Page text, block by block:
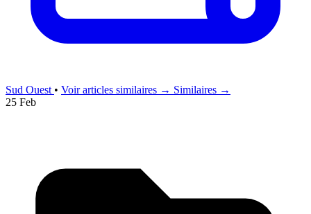
Sud Ouest • Voir articles similaires → Similaires →
25 Feb